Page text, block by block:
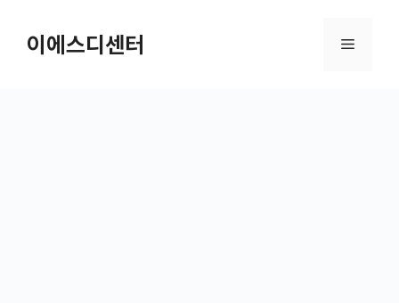
건너뛰기이에스디센터 메뉴